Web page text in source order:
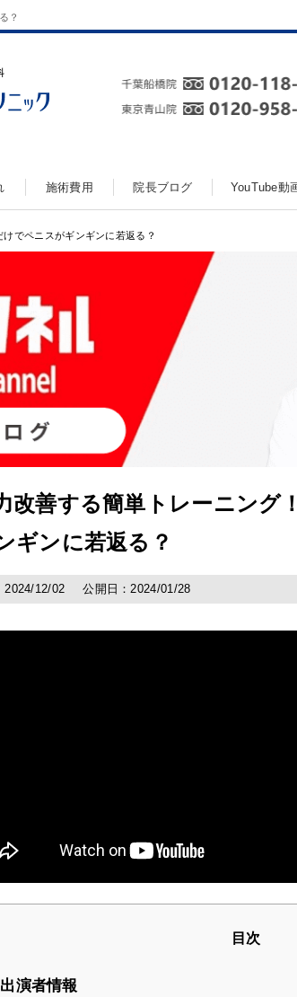
？
施術費用 院長ブログ YouTube動
でペニスがギンギンに若返る？
改善する簡単トレーニング
ギンに若返る？
2024/12/02 公開日：2024/01/28
目次
出演者情報